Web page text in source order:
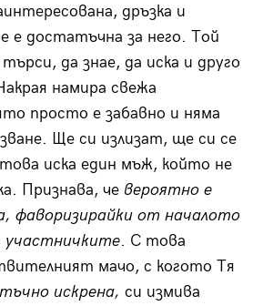
дръзка и
е достатъчна за него. Той
да знае, да иска и друго
намира свежа
просто е забавно и няма
Ще си излизат, ще си се
иска един мъж, който не
Признава, че вероятно е
фаворизирайки от началото
участничките. С това
мачо, с когото Тя
искрена, си измива